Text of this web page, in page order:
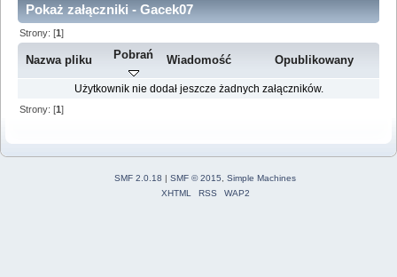
Pokaż załączniki - Gacek07
Strony: [1]
Nazwa pliku Pobrań Wiadomość Opublikowany
Użytkownik nie dodał jeszcze żadnych załączników.
Strony: [1]
SMF 2.0.18 | SMF © 2015
Simple Machines
XHTML
RSS WAP2